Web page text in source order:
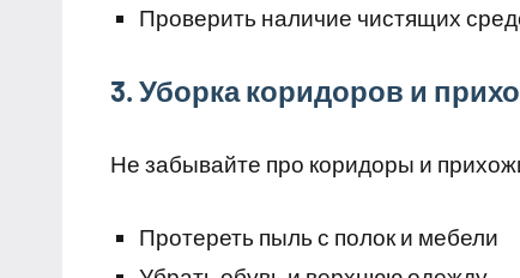
Проверить наличие чистящих
3. Уборка коридоров и
Не забывайте про коридоры и
Протереть пыль с полок и мебели